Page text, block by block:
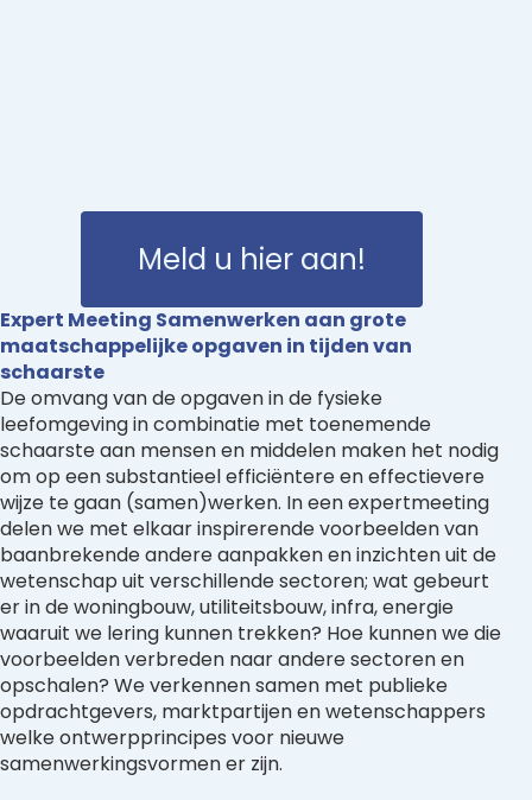
Meld u hier aan!
Expert Meeting Samenwerken aan grote
maatschappelijke opgaven in tijden van
schaarste
De omvang van de opgaven in de fysieke
leefomgeving in combinatie met toenemende
schaarste aan mensen en middelen maken het nodig
om op een substantieel efficiëntere en effectievere
wijze te gaan (samen)werken. In een expertmeeting
delen we met elkaar inspirerende voorbeelden van
baanbrekende andere aanpakken en inzichten uit de
wetenschap uit verschillende sectoren; wat gebeurt
er in de woningbouw, utiliteitsbouw, infra, energie
waaruit we lering kunnen trekken? Hoe kunnen we die
voorbeelden verbreden naar andere sectoren en
opschalen? We verkennen samen met publieke
opdrachtgevers, marktpartijen en wetenschappers
welke ontwerpprincipes voor nieuwe
samenwerkingsvormen er zijn.